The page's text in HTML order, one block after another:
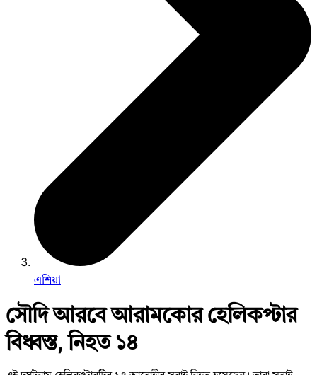
এশিয়া
সৌদি আরবে আরামকোর হেলিকপ্টার
বিধ্বস্ত, নিহত ১৪